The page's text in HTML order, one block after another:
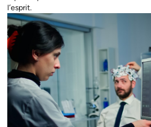
l’esprit.